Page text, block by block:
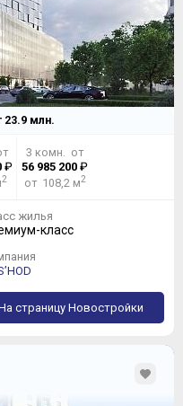
23.9 млн.
₽
2
3 комн. от
56 985 200 ₽
от 108,2 м2
жилья
класс
страницу Новостройки